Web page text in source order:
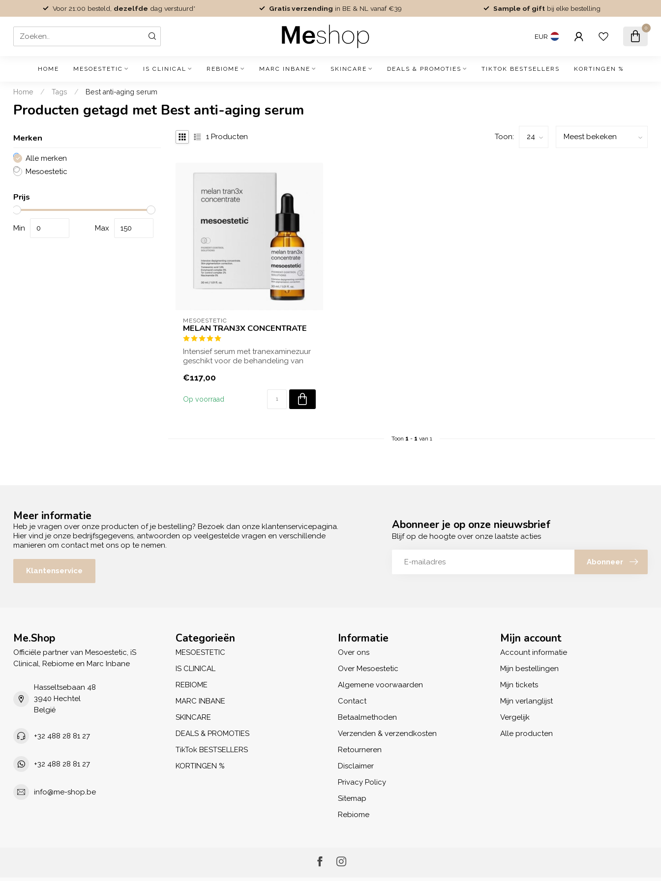
Voor 21:00 besteld, dezelfde dag verstuurd* Gratis verzending in BE & NL vanaf €39 Sample of gift bij elke bestelling
EUR
0
HOME MESOESTETIC IS CLINICAL REBIOME MARC INBANE SKINCARE DEALS & PROMOTIES TIKTOK BESTSELLERS KORTINGEN %
Home / Tags / Best anti-aging serum
Producten getagd met Best anti-aging serum
Merken
Alle merken
Mesoestetic
Prijs
Min Max
1 Producten Toon:
MESOESTETIC
MELAN TRAN3X CONCENTRATE
Intensief serum met tranexaminezuur
geschikt voor de behandeling van
€117,00
Op voorraad
Toon 1 - 1 van 1
Meer informatie
Heb je vragen over onze producten of je bestelling? Bezoek dan onze klantenservicepagina.
Hier vind je onze bedrijfsgegevens, antwoorden op veelgestelde vragen en verschillende
manieren om contact met ons op te nemen.
Klantenservice
Abonneer je op onze nieuwsbrief
Blijf op de hoogte over onze laatste acties
Abonneer
Me.Shop
Officiële partner van Mesoestetic, iS
Clinical, Rebiome en Marc Inbane
Hasseltsebaan 48
3940 Hechtel
België
+32 488 28 81 27
+32 488 28 81 27
info@me-shop.be
Categorieën
MESOESTETIC
IS CLINICAL
REBIOME
MARC INBANE
SKINCARE
DEALS & PROMOTIES
TikTok BESTSELLERS
KORTINGEN %
Informatie
Over ons
Over Mesoestetic
Algemene voorwaarden
Contact
Betaalmethoden
Verzenden & verzendkosten
Retourneren
Disclaimer
Privacy Policy
Sitemap
Rebiome
Mijn account
Account informatie
Mijn bestellingen
Mijn tickets
Mijn verlanglijst
Vergelijk
Alle producten